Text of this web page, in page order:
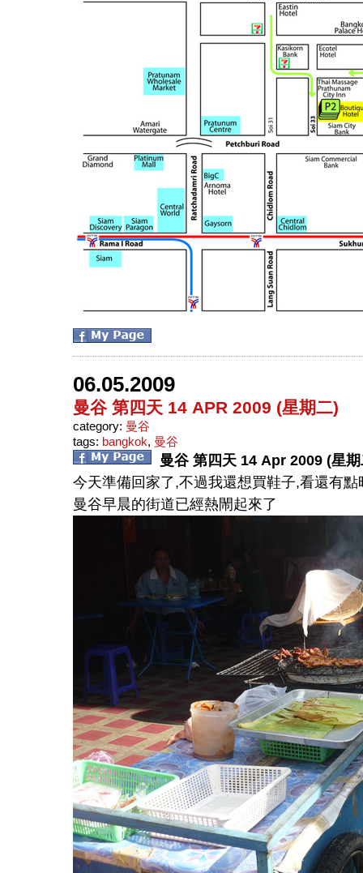
06.05.2009
曼谷 第四天 14 APR 2009 (星期二)
category: 曼谷
tags: bangkok, 曼谷
曼谷 第四天 14 Apr 2009 (星
今天準備回家了,不過我還想買鞋子,看還有點
曼谷早晨的街道已經熱閙起來了